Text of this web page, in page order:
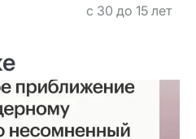
с 30 до 15 лет